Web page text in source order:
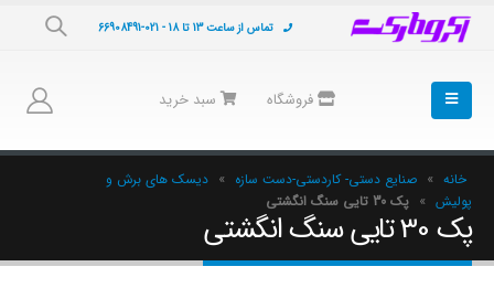
تماس از ساعت 13 تا 18 - 021-66908491
فروشگاه سبد خرید
خانه » صنایع دستی- کاردستی-دست سازه » دیسک های برش و
پولیش » پک 30 تایی سنگ انگشتی
پک 30 تایی سنگ انگشتی